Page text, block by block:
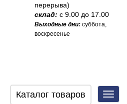
перерыва)
склад:с 9.00 до 17.00
Выходные дни:суббота,
воскресенье
Каталог товаров